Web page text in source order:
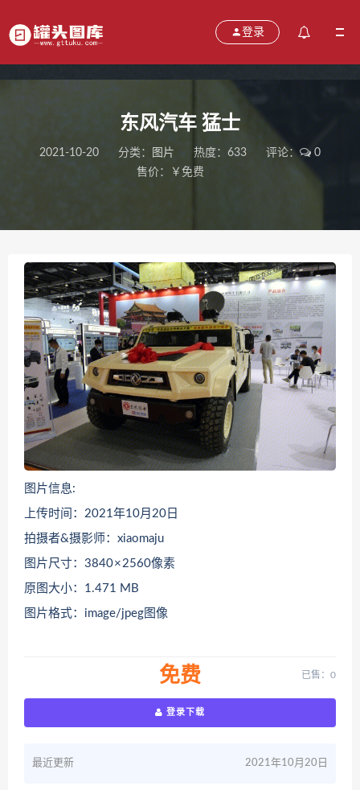
登录
东风汽车 猛士
2021-10-20 分类： 图片 热度：633 评论：
0
售价：￥免费
图片信息:
上传时间：2021年10月20日
拍摄者&摄影师：xiaomaju
图片尺寸：3840 × 2560像素
原图大小：1.471 MB
图片格式：image/jpeg图像
免费 已售：0
登录下载
最近更新 2021年10月20日